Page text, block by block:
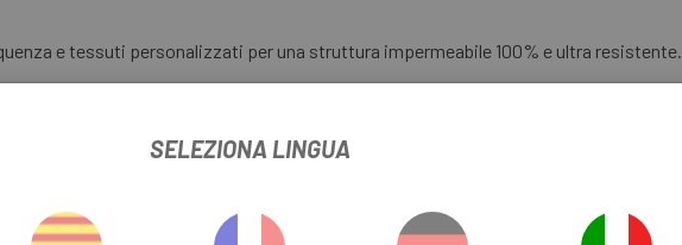
e tessuti personalizzati per una struttura impermeabile 100% e ultra resistente.
e resistente con anima a trama incrociata. Privo di PFA e PFC.
su misura, testati per resistere las condizioni più estreme.
SELEZIONA LINGUA